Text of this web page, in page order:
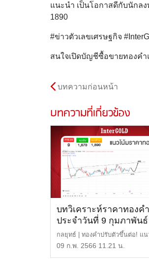
แนะนำ เป็นโอกาสดีกับนักล
1890
#ข่าวตัวเลขเศรษฐกิจ
สนใจเปิดบัญชีซื้อขายทองคำ
บทความก่อนหน้า
บทความที่เกี่ยวข้อง
บทวิเคราะห์ราคาทองคำ
ประจำวันที่ 9 กุมภาพันธ์
กลยุทธ์ | ทองคำปรับตัวขึ้นต่อ! แน
1,890 หรือ 29, […]
09 ก.พ. 2566 11.21 น.